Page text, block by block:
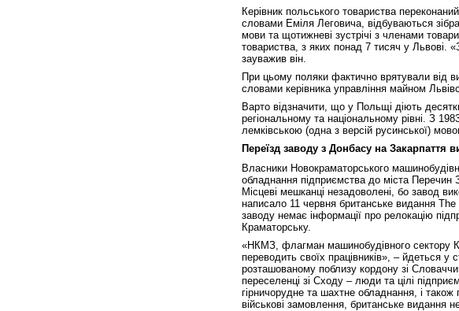
Керівник польського товариства
словами Еміля Леговича, відбуваються
мови та щотижневі зустрічі з членами
товариства, з яких понад 7 тисяч у Львові.
зауважив він.
При цьому поляки фактично врятували від
словами керівника управління майном
Варто відзначити, що у Польщі діють
регіональному та національному рівні. З
лемківською (одна з версій русинської)
Переїзд заводу з Донбасу на Закарпаття
Власники Новокраматорського
обладнання підприємства до міста Перечин
Місцеві мешканці незадоволені, бо завод
написало 11 червня британське видання
заводу немає інформації про релокацію
Краматорську.
«НКМЗ, флагман машинобудівного сектору
переводить своїх працівників», – йдеться у
розташованому поблизу кордону зі
переселенці зі Сходу – люди та цілі
гірничорудне та шахтне обладнання, і
військові замовлення, британське видання